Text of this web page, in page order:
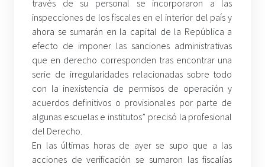
través de su personal se incorporaron a las
inspecciones de los fiscales en el interior del país y
ahora se sumarán en la capital de la República a
efecto de imponer las sanciones administrativas
que en derecho corresponden tras encontrar una
serie de irregularidades relacionadas sobre todo
con la inexistencia de permisos de operación y
acuerdos definitivos o provisionales por parte de
algunas escuelas e institutos” precisó la profesional
del Derecho.
En las últimas horas de ayer se supo que a las
acciones de verificación se sumaron las fiscalías